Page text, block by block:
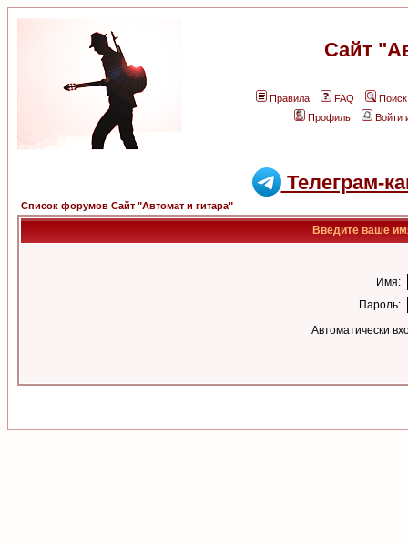
Сайт
Правила FAQ
Поиск
Профиль
Войти
Телеграм-
Список форумов Сайт "Автомат и гитара"
Введите ваше
Имя:
Пароль:
Автоматически